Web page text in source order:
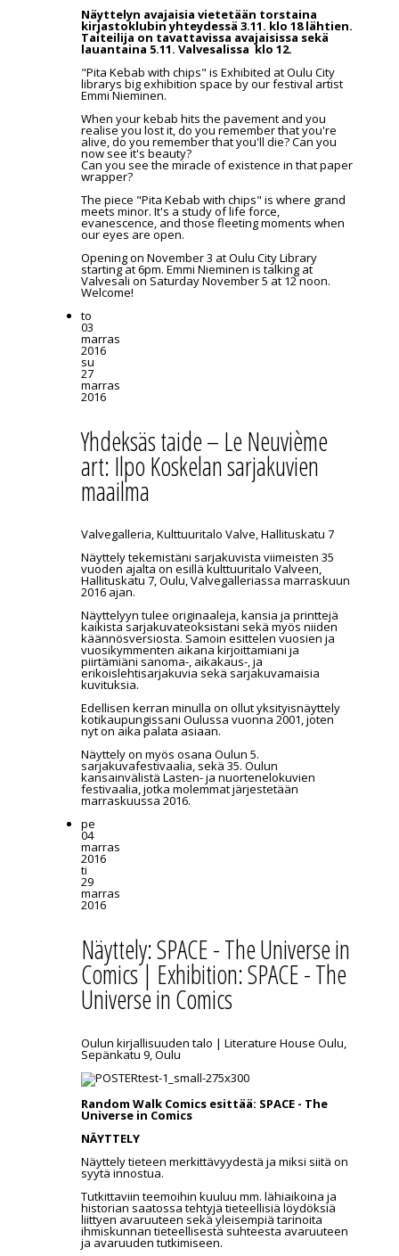
Näyttelyn avajaisia vietetään torstaina
kirjastoklubin yhteydessä 3.11. klo 18 lähtien.
Taiteilija on tavattavissa avajaisissa sekä
lauantaina 5.11. Valvesalissa klo 12.
"Pita Kebab with chips" is Exhibited at Oulu City
librarys big exhibition space by our festival artist
Emmi Nieminen.
When your kebab hits the pavement and you
realise you lost it, do you remember that you're
alive, do you remember that you'll die? Can you
now see it's beauty?
Can you see the miracle of existence in that paper
wrapper?
The piece "Pita Kebab with chips" is where grand
meets minor. It's a study of life force,
evanescence, and those fleeting moments when
our eyes are open.
Opening on November 3 at Oulu City Library
starting at 6pm. Emmi Nieminen is talking at
Valvesali on Saturday November 5 at 12 noon.
Welcome!
to
03
marras
2016
su
27
marras
2016
Yhdeksäs taide – Le Neuvième
art: Ilpo Koskelan sarjakuvien
maailma
Valvegalleria, Kulttuuritalo Valve, Hallituskatu 7
Näyttely tekemistäni sarjakuvista viimeisten 35
vuoden ajalta on esillä kulttuuritalo Valveen,
Hallituskatu 7, Oulu, Valvegalleriassa marraskuun
2016 ajan.
Näyttelyyn tulee originaaleja, kansia ja printtejä
kaikista sarjakuvateoksistani sekä myös niiden
käännösversiosta. Samoin esittelen vuosien ja
vuosikymmenten aikana kirjoittamiani ja
piirtämiäni sanoma-, aikakaus-, ja
erikoislehtisarjakuvia sekä sarjakuvamaisia
kuvituksia.
Edellisen kerran minulla on ollut yksityisnäyttely
kotikaupungissani Oulussa vuonna 2001, joten
nyt on aika palata asiaan.
Näyttely on myös osana Oulun 5.
sarjakuvafestivaalia, sekä 35. Oulun
kansainvälistä Lasten- ja nuortenelokuvien
festivaalia, jotka molemmat järjestetään
marraskuussa 2016.
pe
04
marras
2016
ti
29
marras
2016
Näyttely: SPACE - The Universe in
Comics | Exhibition: SPACE - The
Universe in Comics
Oulun kirjallisuuden talo | Literature House Oulu,
Sepänkatu 9, Oulu
Random Walk Comics esittää: SPACE - The
Universe in Comics
NÄYTTELY
Näyttely tieteen merkittävyydestä ja miksi siitä on
syytä innostua.
Tutkittaviin teemoihin kuuluu mm. lähiaikoina ja
historian saatossa tehtyjä tieteellisiä löydöksiä
liittyen avaruuteen sekä yleisempiä tarinoita
ihmiskunnan tieteellisestä suhteesta avaruuteen
ja avaruuden tutkimiseen.